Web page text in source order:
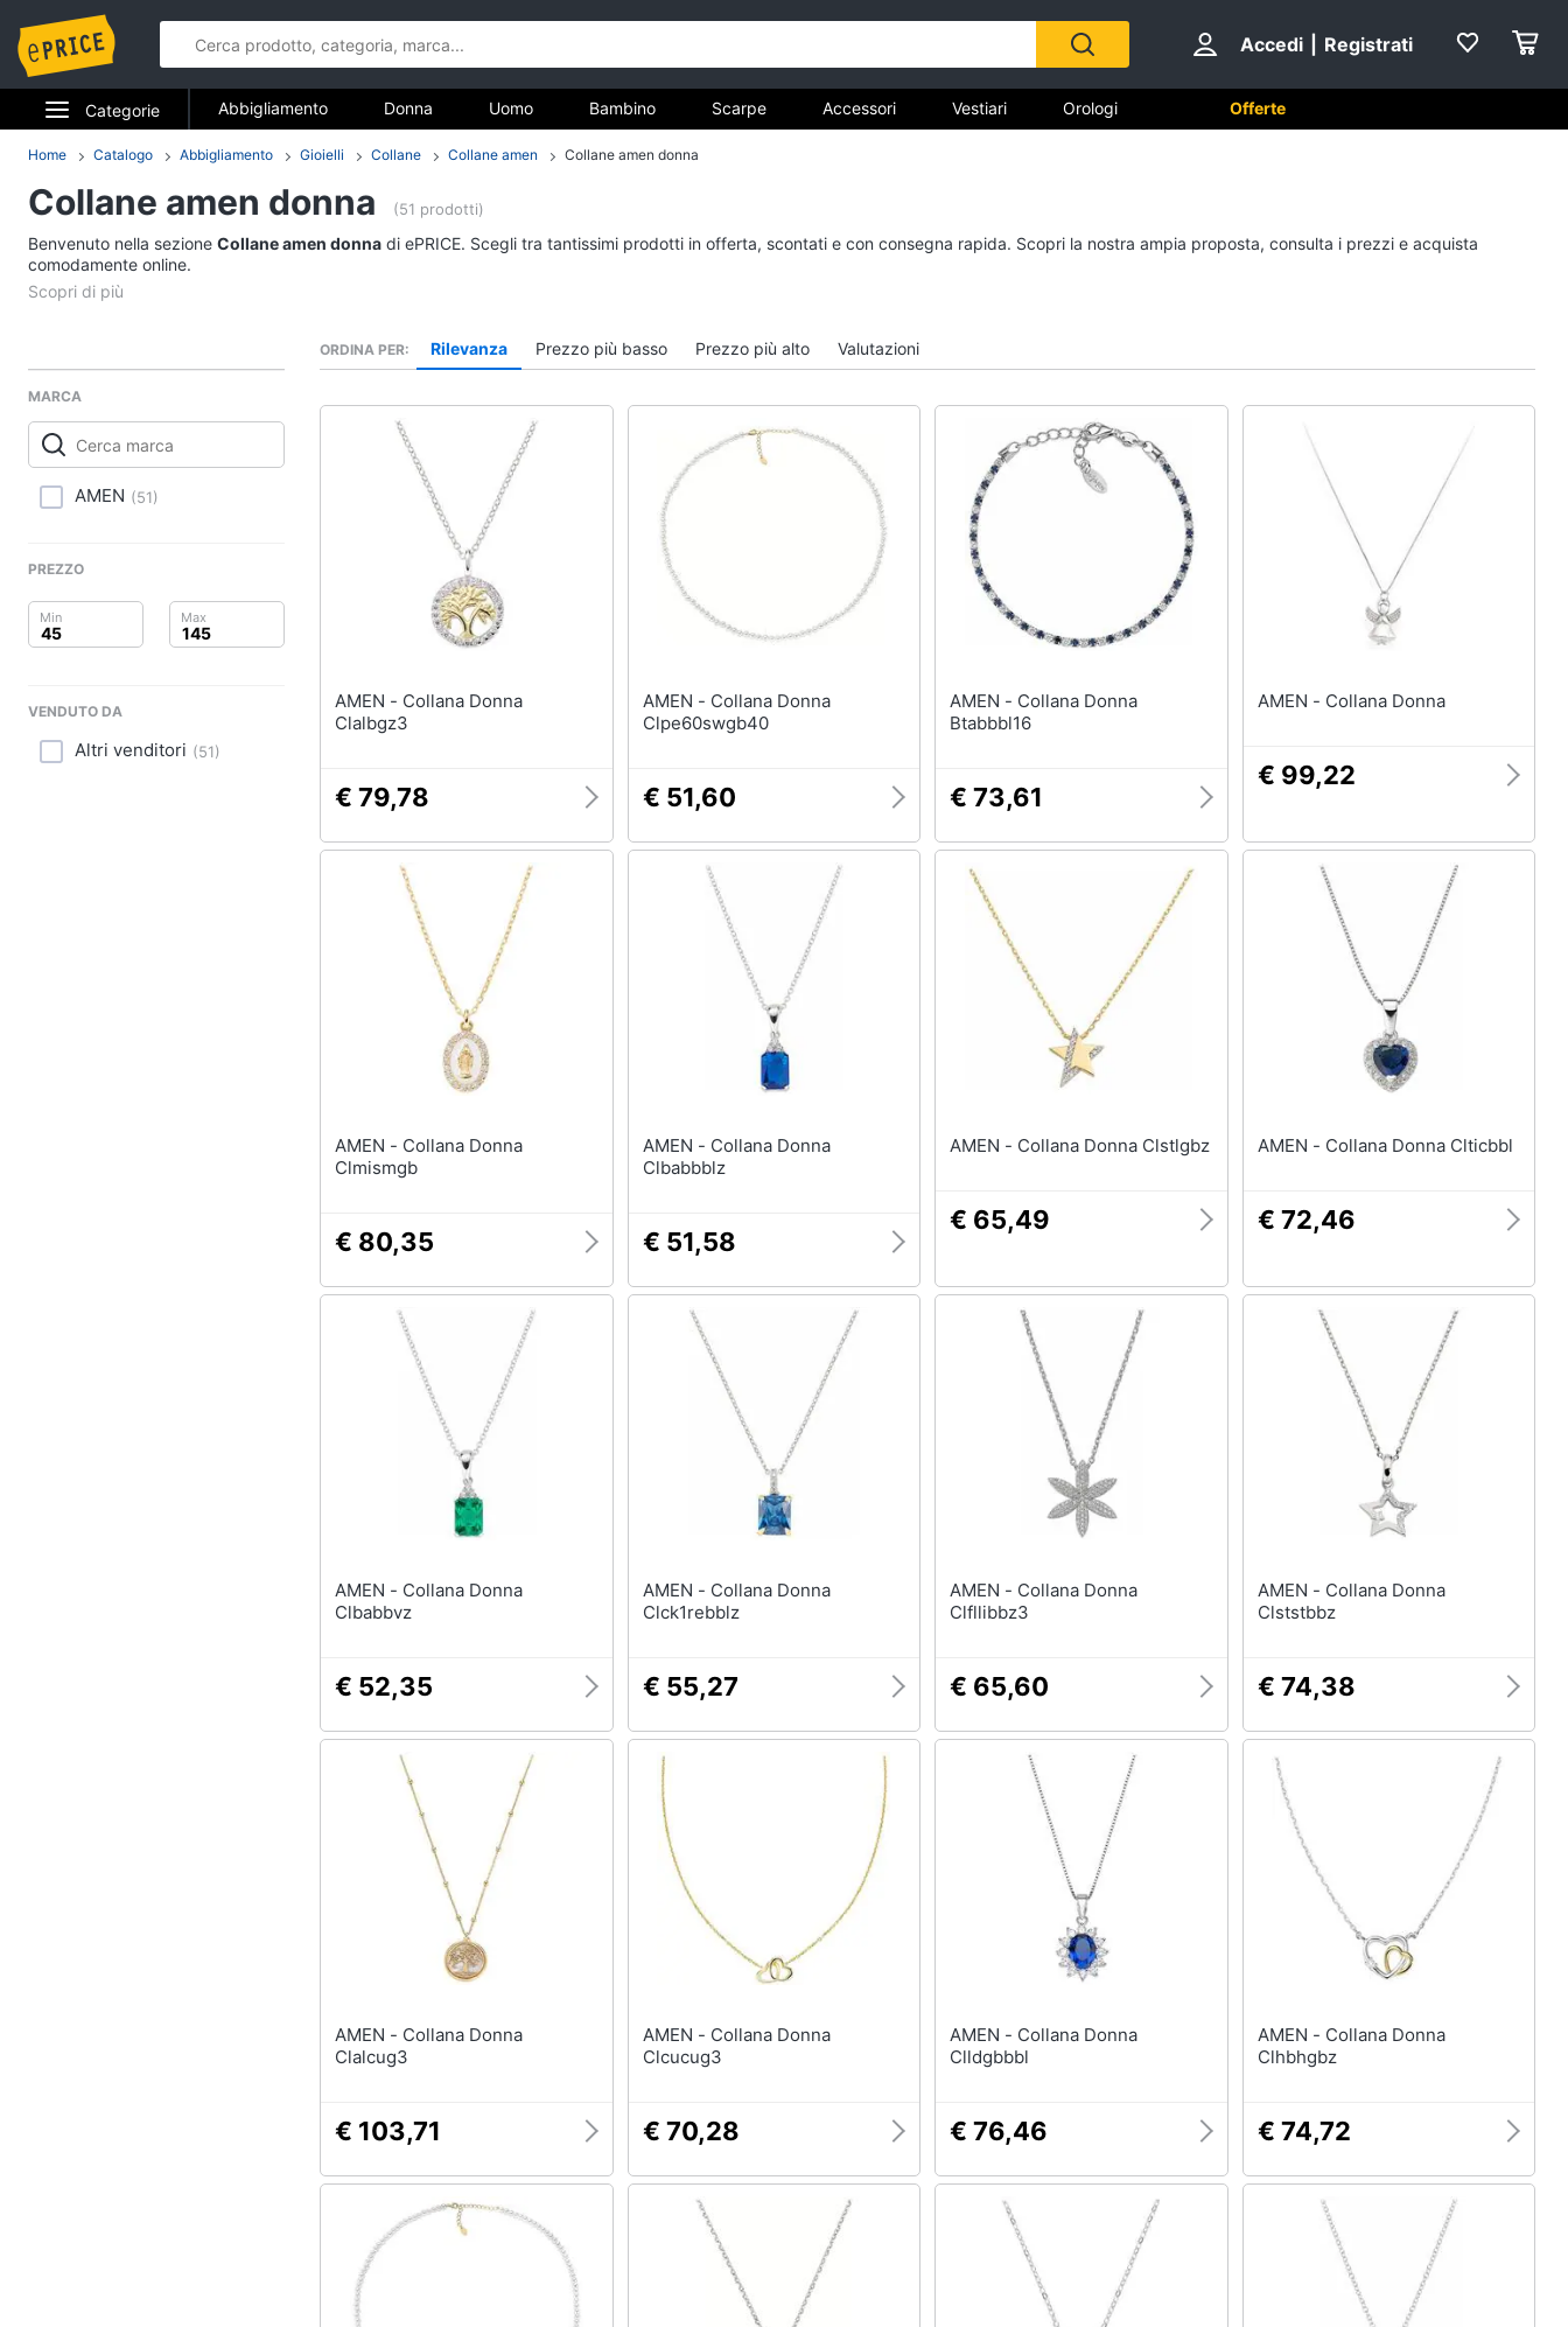
Accedi Registrati
Categorie
Elettrodomestici
Informatica
Telefonia
Smart home
Videogiochi
Audio e musica
Brico e Giardinaggio
Felpa donna
Vedi tutti
Giacca uomo
Vedi tutti
Copertina neonato
Vedi tutti
Ciabatte
Vedi tutti
Accessori
Sigaretta elettronica
Occhiali da vista
Occhiali da sole
Vestiari
T-shirt
Orologi
Apple Watch
Smartwatch
Gioielli
Orecchini
Cavigliera
Collane
Abbigliamento Donna Uomo Bambino Scarpe Accessori Vestiari Orologi
Gioielli
Offerte
Home Catalogo Abbigliamento Gioielli Collane Collane amen Collane amen donna
Collane amen donna (51 prodotti)
Benvenuto nella sezione Collane amen donna di ePRICE. Scegli tra tantissimi prodotti in offerta, scontati e con consegna rapida. Scopri la nostra ampia proposta, consulta i prezzi e acquista
comodamente online.
MARCA
AMEN (51)
PREZZO
VENDUTO DA
Altri venditori (51)
ORDINA PER Rilevanza Prezzo più basso Prezzo più alto Valutazioni
AMEN - Collana Donna
Clalbgz3
€ 79,78
AMEN - Collana Donna
Clpe60swgb40
€ 51,60
AMEN - Collana Donna
Btabbbl16
€ 73,61
AMEN - Collana Donna
€ 99,22
AMEN - Collana Donna
Clmismgb
€ 80,35
AMEN - Collana Donna
Clbabbblz
€ 51,58
AMEN - Collana Donna Clstlgbz
€ 65,49
AMEN - Collana Donna Clticbbl
€ 72,46
AMEN - Collana Donna
Clbabbvz
€ 52,35
AMEN - Collana Donna
Clck1rebblz
€ 55,27
AMEN - Collana Donna
Clfllibbz3
€ 65,60
AMEN - Collana Donna
Clststbbz
€ 74,38
AMEN - Collana Donna
Clalcug3
€ 103,71
AMEN - Collana Donna
Clcucug3
€ 70,28
AMEN - Collana Donna
Clldgbbbl
€ 76,46
AMEN - Collana Donna
Clhbhgbz
€ 74,72